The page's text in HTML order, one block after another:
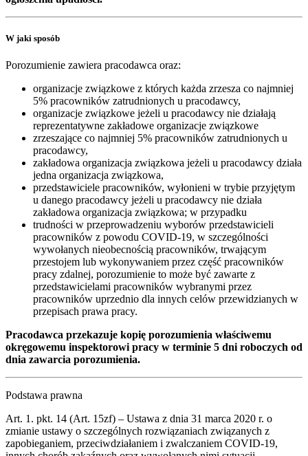
W jaki sposób
Porozumienie zawiera pracodawca oraz:
organizacje związkowe z których każda zrzesza co najmniej
5% pracowników zatrudnionych u pracodawcy,
organizacje związkowe jeżeli u pracodawcy nie działają
reprezentatywne zakładowe organizacje związkowe
zrzeszające co najmniej 5% pracowników zatrudnionych u
pracodawcy,
zakładowa organizacja związkowa jeżeli u pracodawcy działa
jedna organizacja związkowa,
przedstawiciele pracowników, wyłonieni w trybie przyjętym
u danego pracodawcy jeżeli u pracodawcy nie działa
zakładowa organizacja związkowa; w przypadku
trudności w przeprowadzeniu wyborów przedstawicieli
pracowników z powodu COVID-19, w szczególności
wywołanych nieobecnością pracowników, trwającym
przestojem lub wykonywaniem przez część pracowników
pracy zdalnej, porozumienie to może być zawarte z
przedstawicielami pracowników wybranymi przez
pracowników uprzednio dla innych celów przewidzianych w
przepisach prawa pracy.
Pracodawca przekazuje kopię porozumienia właściwemu
okręgowemu inspektorowi pracy w terminie 5 dni roboczych od
dnia zawarcia porozumienia.
Podstawa prawna
Art. 1. pkt. 14 (Art. 15zf) – Ustawa z dnia 31 marca 2020 r. o
zmianie ustawy o szczególnych rozwiązaniach związanych z
zapobieganiem, przeciwdziałaniem i zwalczaniem COVID-19,